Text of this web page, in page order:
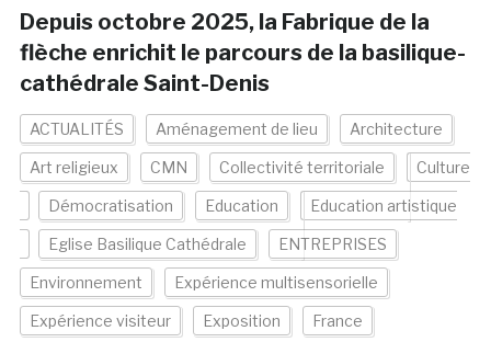
Depuis octobre 2025, la Fabrique de la
flèche enrichit le parcours de la basilique-
cathédrale Saint-Denis
ACTUALITÉS Aménagement de lieu Architecture
Art religieux CMN Collectivité territoriale Culture
Démocratisation Education Education artistique
Eglise Basilique Cathédrale ENTREPRISES
Environnement Expérience multisensorielle
Expérience visiteur Exposition France